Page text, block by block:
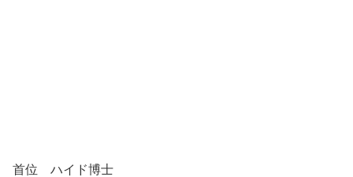
首位 ハイド博士